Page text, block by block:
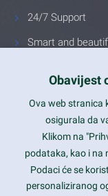
24/7 Support
Smart and
Latest trends
Contact Info
Obavijest
Ova web stranica
osigurala da
Klikom na
podataka, kao i na
Podaci će se
personaliziranog